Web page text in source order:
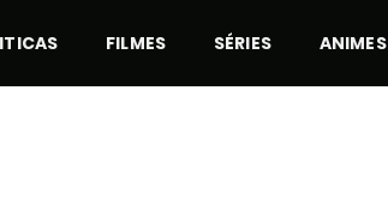
FILMES SÉRIES ANIMES